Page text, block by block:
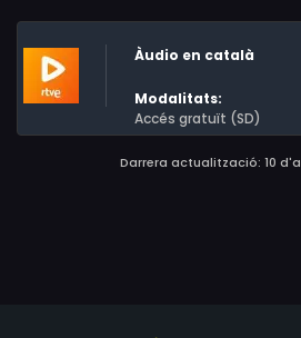
Àudio en català
Modalitats:
Accés gratuït (SD)
Darrera actualització: 10